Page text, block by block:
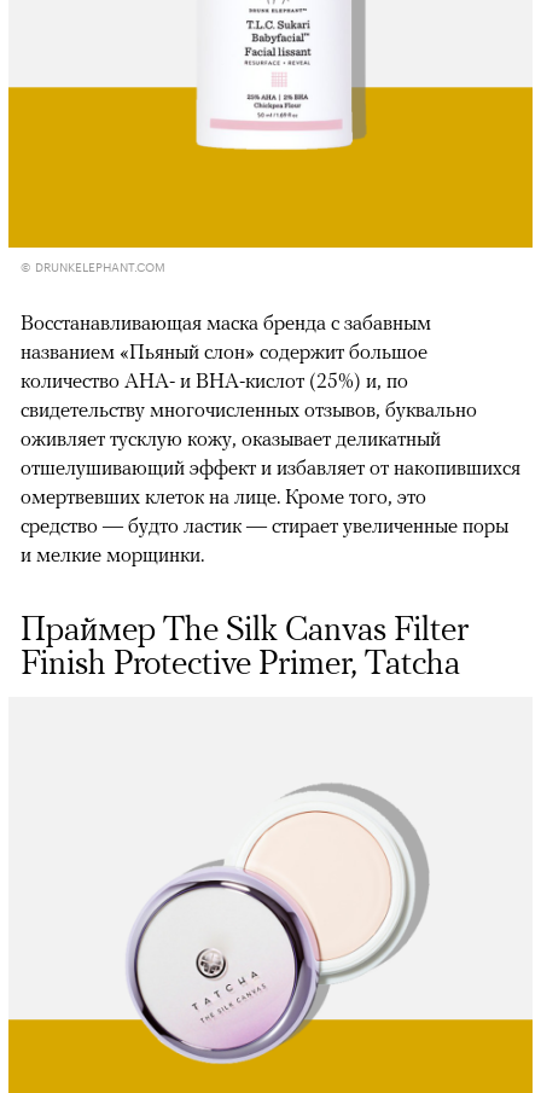
© DRUNKELEPHANT.COM
Восстанавливающая маска бренда с забавным
названием «Пьяный слон» содержит большое
количество AHA- и BHA-кислот (25%) и, по
свидетельству многочисленных отзывов, буквально
оживляет тусклую кожу, оказывает деликатный
отшелушивающий эффект и избавляет от накопившихся
омертвевших клеток на лице. Кроме того, это
средство — будто ластик — стирает увеличенные поры
и мелкие морщинки.
Праймер The Silk Canvas Filter
Finish Protective Primer, Tatcha